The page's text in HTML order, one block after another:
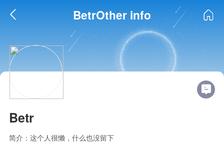
BetrOther info
Betr
简介：这个人很懒，什么也没留下